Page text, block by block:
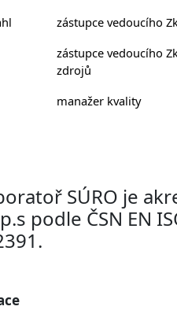
zástupce vedoucího
zástupce vedoucího
zdrojů
manažer kvality
SÚRO je
podle ČSN EN